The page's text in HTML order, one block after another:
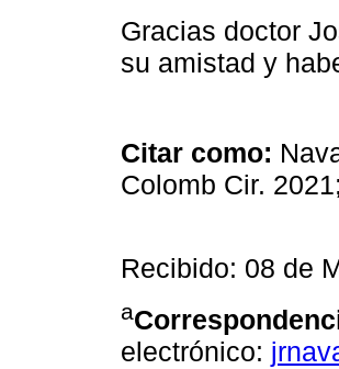
Gracias doctor
su amistad y
Citar como:
Colomb Cir.
Recibido: 08 de
a
electrónico: